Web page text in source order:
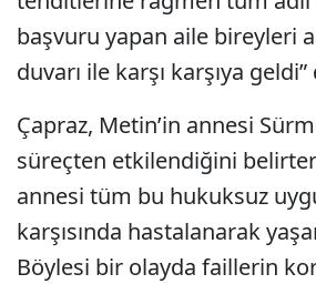
başvuru yapan aile bireyleri
duvarı ile karşı karşıya geldi”
Çapraz, Metin’in annesi
süreçten etkilendiğini
annesi tüm bu hukuksuz
karşısında hastalanarak
Böylesi bir olayda faillerin